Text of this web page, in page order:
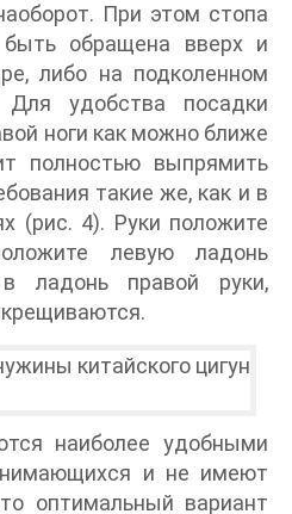
При этом стопа
обращена вверх и
либо на подколенном
Для удобства посадки
ноги как можно ближе
полностью выпрямить
такие же, как и в
(рис. 4). Руки положите
левую ладонь
ладонь правой руки,
наиболее удобными
и не имеют
оптимальный вариант